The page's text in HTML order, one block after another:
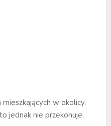
w okolicy,
jednak nie przekonuje.